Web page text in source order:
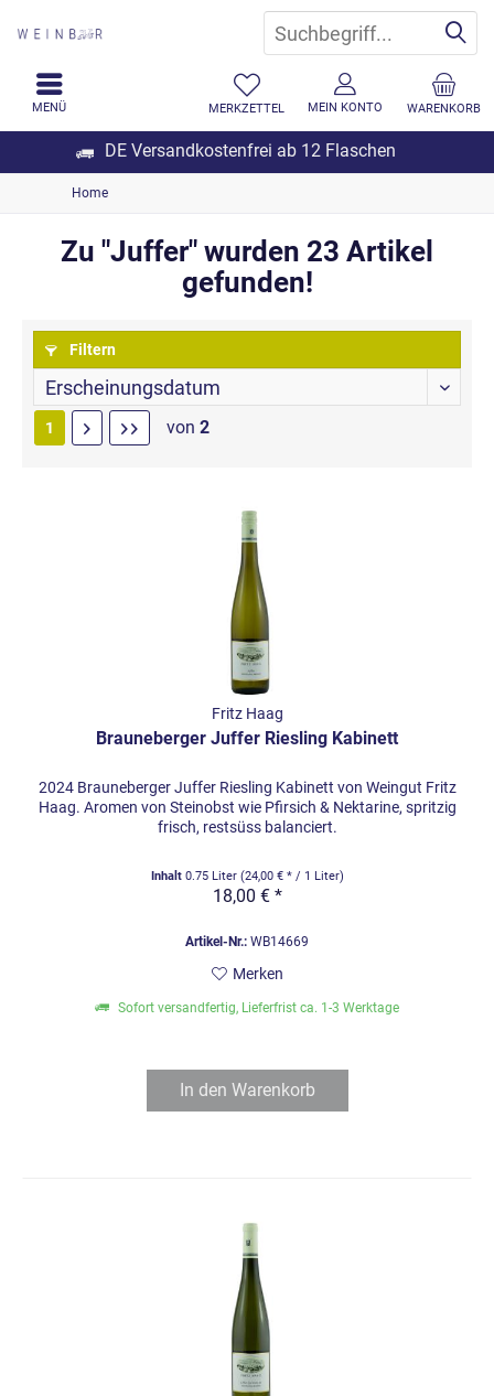
DE Versandkostenfrei ab 12 Flaschen
WARENKORB
MERKZETTEL MEIN KONTO
MENÜ
Home
Zu "Juffer" wurden 23 Artikel
gefunden!
Filtern
1 von 2
Fritz Haag
Brauneberger Juffer Riesling Kabinett
2024 Brauneberger Juffer Riesling Kabinett von Weingut Fritz
Haag. Aromen von Steinobst wie Pfirsich & Nektarine, spritzig
frisch, restsüss balanciert.
Inhalt 0.75 Liter (24,00 € * / 1 Liter)
18,00 € *
Artikel-Nr.: WB14669
Merken
Sofort versandfertig, Lieferfrist ca. 1-3 Werktage
In den Warenkorb